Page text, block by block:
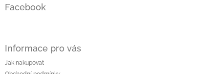
Facebook
Informace pro vás
Jak nakupovat